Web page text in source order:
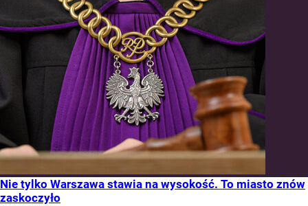
Nie tylko Warszawa stawia na wysokość. To miasto znów
zaskoczyło